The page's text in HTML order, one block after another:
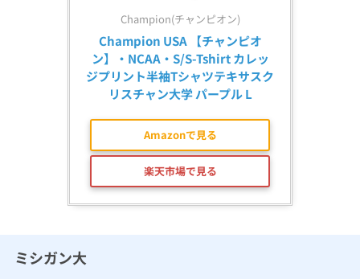
Champion(チャンピオン)
Champion USA 【チャンピオ
ン】・NCAA・S/S-Tshirt カレッ
ジプリント半袖Tシャツテキサスク
リスチャン大学 パープル L
Amazonで見る
楽天市場で見る
ミシガン大